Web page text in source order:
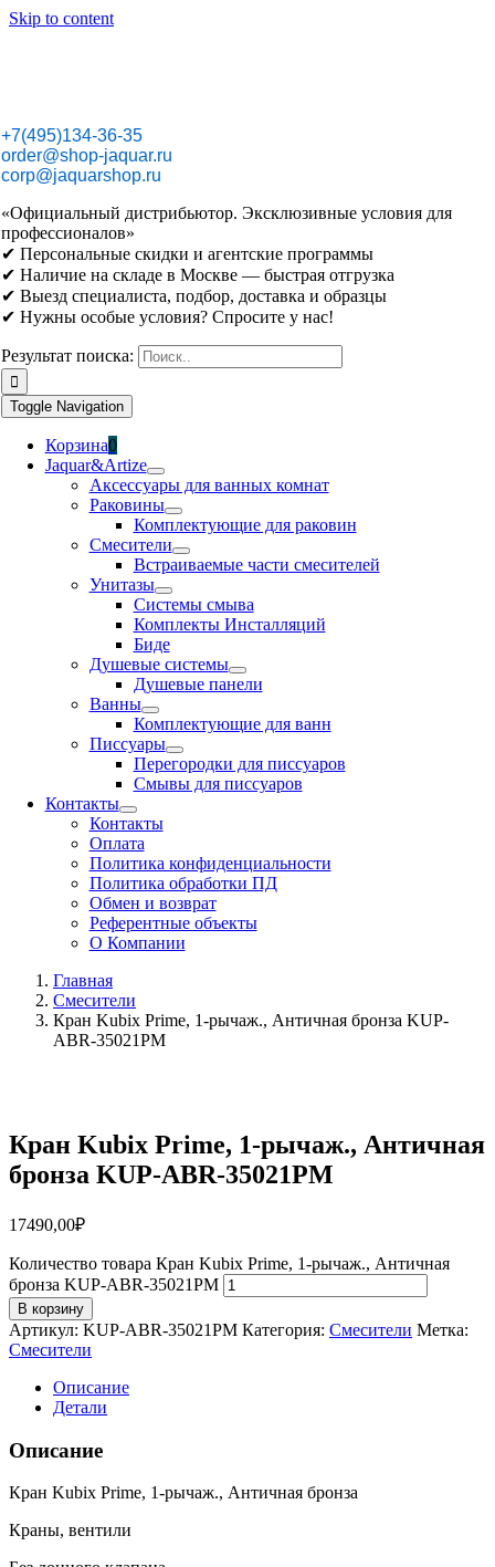
Skip to content
+7(495)134-36-35
order@shop-jaquar.ru
corp@jaquarshop.ru
«Официальный дистрибьютор. Эксклюзивные условия для
профессионалов»
✔ Персональные скидки и агентские программы
✔ Наличие на складе в Москве — быстрая отгрузка
✔ Выезд специалиста, подбор, доставка и образцы
✔ Нужны особые условия? Спросите у нас!
Результат поиска:
Toggle Navigation
Корзина0
Jaquar&Artize
Аксессуары для ванных комнат
Раковины
Комплектующие для раковин
Смесители
Встраиваемые части смесителей
Унитазы
Системы смыва
Комплекты Инсталляций
Биде
Душевые системы
Душевые панели
Ванны
Комплектующие для ванн
Писсуары
Перегородки для писсуаров
Смывы для писсуаров
Контакты
Контакты
Оплата
Политика конфиденциальности
Политика обработки ПД
Обмен и возврат
Референтные объекты
О Компании
Главная
Смесители
Кран Kubix Prime, 1-рычаж., Античная бронза KUP-
ABR-35021PM
Кран Kubix Prime, 1-рычаж., Античная
бронза KUP-ABR-35021PM
17490,00₽
Количество товара Кран Kubix Prime, 1-рычаж., Античная
бронза KUP-ABR-35021PM
В корзину
Артикул: KUP-ABR-35021PM Категория: Смесители Метка:
Смесители
Описание
Детали
Описание
Кран Kubix Prime, 1-рычаж., Античная бронза
Краны, вентили